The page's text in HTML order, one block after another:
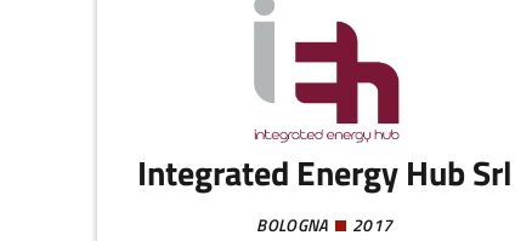
prodotti per il benessere e la cura della pelle.
Oltre a integratori alimentari orosolubili come
MITOFAST, offriamo una linea completa di
prodotti antiage, tra cui emulsione giorno e
notte, siero e detergente.
Integrated Energy Hub Srl
BOLOGNA 2017